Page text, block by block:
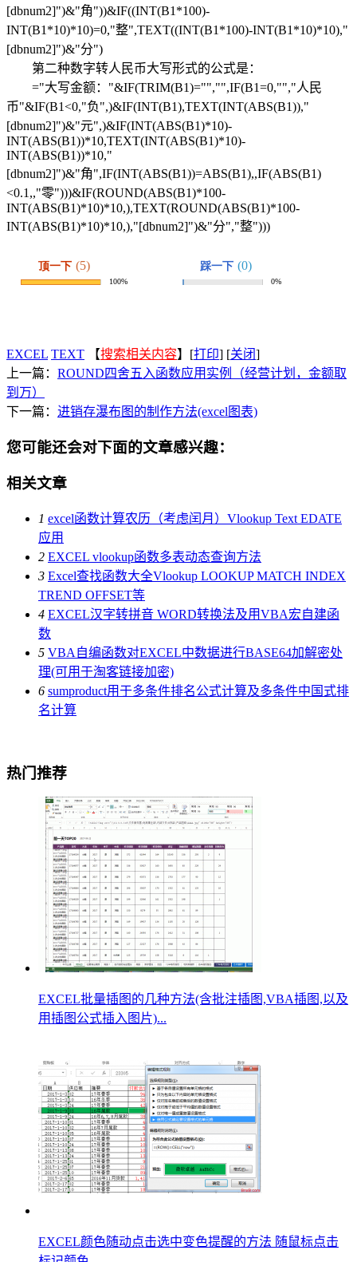
[dbnum2]")&"角"))&IF((INT(B1*100)-
INT(B1*10)*10)=0,"整",TEXT((INT(B1*100)-INT(B1*10)*10),"
[dbnum2]")&"分")
第二种数字转人民币大写形式的公式是：
="大写金额："&IF(TRIM(B1)="","",IF(B1=0,"","人民
币"&IF(B1<0,"负",)&IF(INT(B1),TEXT(INT(ABS(B1)),"
[dbnum2]")&"元",)&IF(INT(ABS(B1)*10)-
INT(ABS(B1))*10,TEXT(INT(ABS(B1)*10)-
INT(ABS(B1))*10,"
[dbnum2]")&"角",IF(INT(ABS(B1))=ABS(B1),,IF(ABS(B1)
<0.1,,"零")))&IF(ROUND(ABS(B1)*100-
INT(ABS(B1)*10)*10,),TEXT(ROUND(ABS(B1)*100-
INT(ABS(B1)*10)*10,),"[dbnum2]")&"分","整")))
EXCEL TEXT 【搜索相关内容】[打印] [关闭]
上一篇： ROUND四舍五入函数应用实例（经营计划，金额取
到万）
下一篇： 进销存瀑布图的制作方法(excel图表)
您可能还会对下面的文章感兴趣：
相关文章
1 excel函数计算农历（考虑闰月）Vlookup Text EDATE
应用
2 EXCEL vlookup函数多表动态查询方法
3 Excel查找函数大全Vlookup LOOKUP MATCH INDEX
TREND OFFSET等
4 EXCEL汉字转拼音 WORD转换法及用VBA宏自建函
数
5 VBA自编函数对EXCEL中数据进行BASE64加解密处
理(可用于淘客链接加密)
6 sumproduct用于多条件排名公式计算及多条件中国式排
名计算
热门推荐
EXCEL批量插图的几种方法(含批注插图,VBA插图,以及
用插图公式插入图片)...
EXCEL颜色随动点击选中变色提醒的方法 随鼠标点击